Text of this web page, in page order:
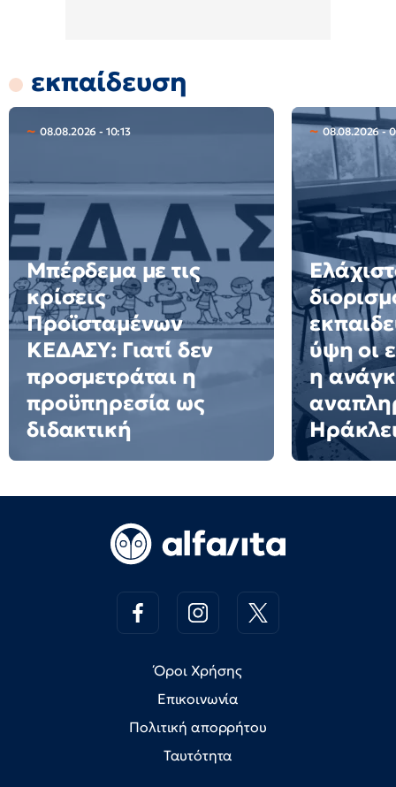
εκπαίδευση
08.08.2026 - 10:13
Μπέρδεμα με τις
κρίσεις
Προϊσταμένων
ΚΕΔΑΣΥ: Γιατί δεν
προσμετράται η
προϋπηρεσία ως
διδακτική
08.08.2026 -
ύψη οι
η
Όροι Χρήσης
Επικοινωνία
Πολιτική απορρήτου
Ταυτότητα